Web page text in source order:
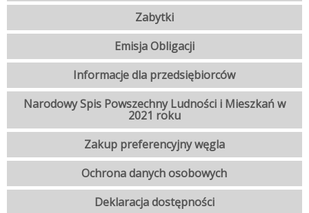
Zabytki
Emisja Obligacji
Informacje dla przedsiębiorców
Narodowy Spis Powszechny Ludności i Mieszkań w
2021 roku
Zakup preferencyjny węgla
Ochrona danych osobowych
Deklaracja dostępności